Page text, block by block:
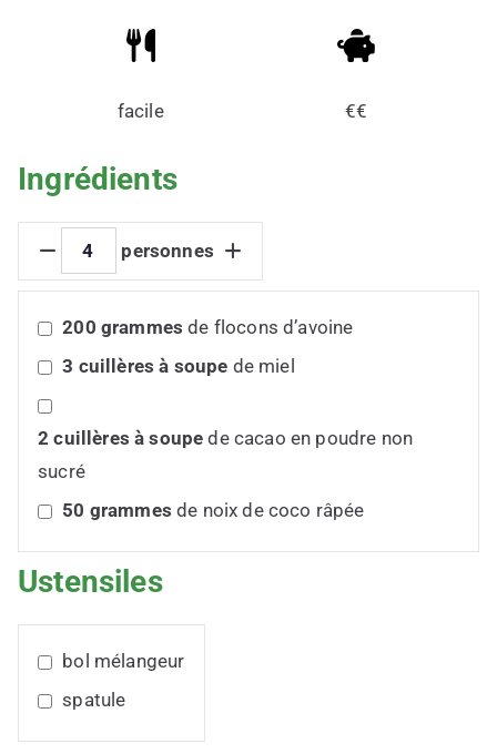
facile €€
Ingrédients
personnes
200 grammes de flocons d’avoine
3 cuillères à soupe de miel
2 cuillères à soupe de cacao en poudre non
sucré
50 grammes de noix de coco râpée
Ustensiles
bol mélangeur
spatule